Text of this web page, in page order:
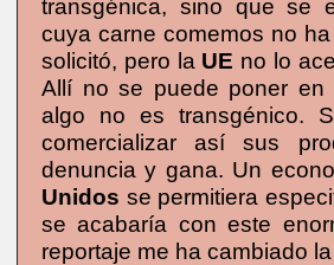
transgénica, sino que se
cuya carne comemos no
solicitó, pero la UE no lo
Allí no se puede poner en
algo no es transgénico.
comercializar así sus
denuncia y gana. Un
Unidos se permitiera
se acabaría con este
reportaje me ha cambiado